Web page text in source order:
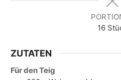
16
ZUTATEN
Für den Teig